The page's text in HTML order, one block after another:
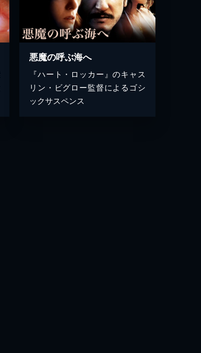
悪魔の呼ぶ海へ
『ハート・ロッカー』のキャス
リン・ビグロー監督によるゴシ
ックサスペンス